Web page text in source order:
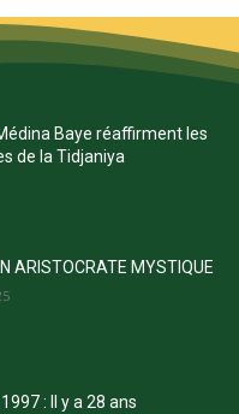
Baye réaffirment les
de la Tidjaniya
ARISTOCRATE MYSTIQUE
: Il y a 28 ans